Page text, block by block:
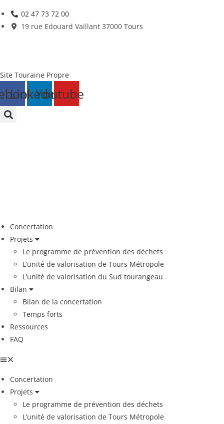
Skip
to
02 47 73 72 00
19 rue Edouard Vaillant 37000 Tours
Site Touraine Propre
LinkedinYoutube
Concertation
Projets
Le programme de prévention des déchets
L’unité de valorisation de Tours Métropole
L’unité de valorisation du Sud tourangeau
Bilan
Bilan de la concertation
Temps forts
Ressources
FAQ
Concertation
Projets
Le programme de prévention des déchets
L’unité de valorisation de Tours Métropole